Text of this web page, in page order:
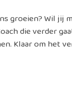
groeien? Wil
die verder
Klaar om het